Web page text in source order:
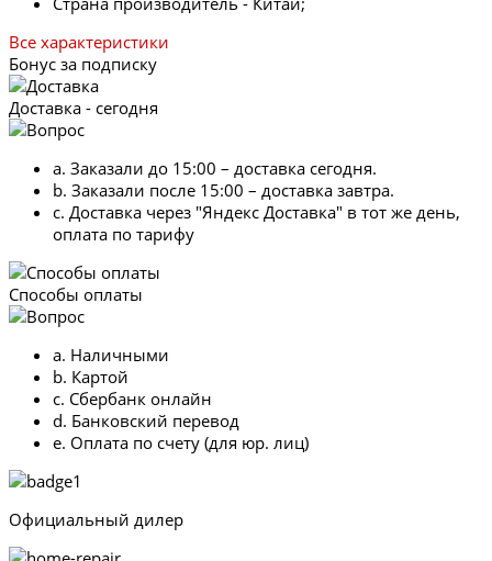
Все характеристики
Бонус за подписку
Доставка - сегодня
a. Заказали до 15:00 – доставка сегодня.
b. Заказали после 15:00 – доставка завтра.
c. Доставка через "Яндекс Доставка" в тот же день,
оплата по тарифу
Способы оплаты
a. Наличными
b. Картой
c. Сбербанк онлайн
d. Банковский перевод
e. Оплата по счету (для юр. лиц)
Официальный дилер